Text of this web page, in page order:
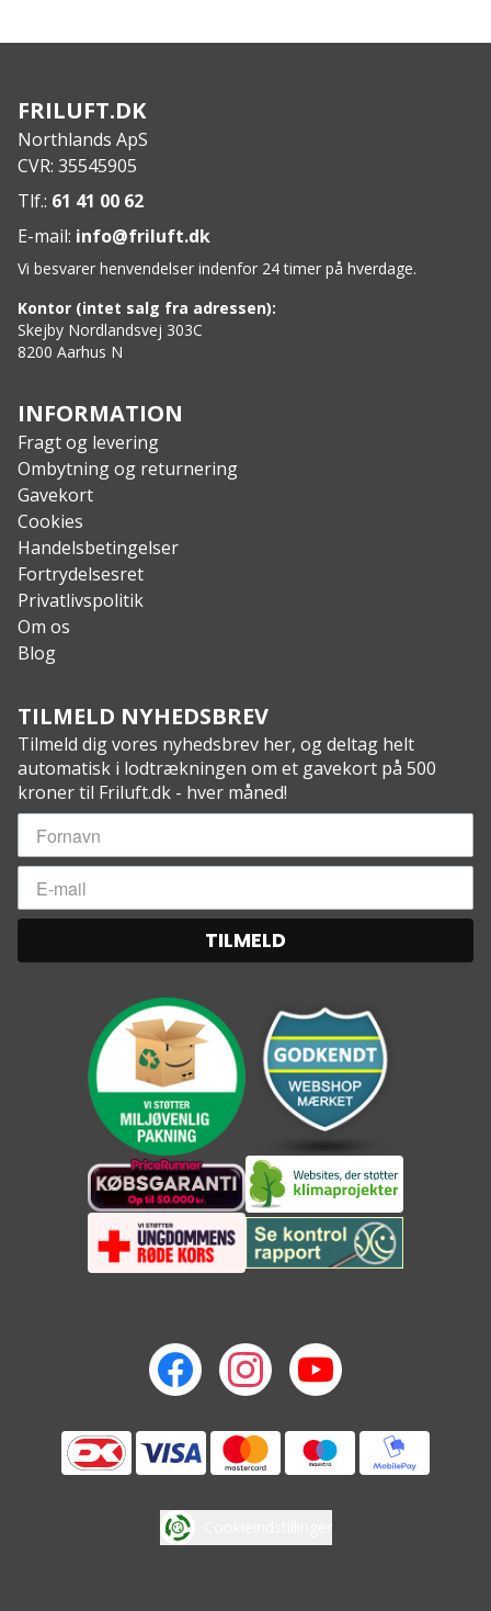
FRILUFT.DK
Northlands ApS
CVR: 35545905
Tlf.: 61 41 00 62
E-mail: info@friluft.dk
Vi besvarer henvendelser indenfor 24 timer på hverdage.
Kontor (intet salg fra adressen):
Skejby Nordlandsvej 303C
8200 Aarhus N
INFORMATION
Fragt og levering
Ombytning og returnering
Gavekort
Cookies
Handelsbetingelser
Fortrydelsesret
Privatlivspolitik
Om os
Blog
TILMELD NYHEDSBREV
Tilmeld dig vores nyhedsbrev her, og deltag helt
automatisk i lodtrækningen om et gavekort på 500
kroner til Friluft.dk - hver måned!
TILMELD